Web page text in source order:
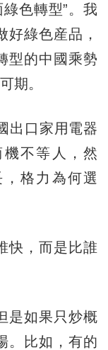
色轉型”。我
好綠色産品，
型的中國乘勢
期。
口家用電器
不等人，然
格力為何選
，而是比誰
如果只炒概
。比如，有的